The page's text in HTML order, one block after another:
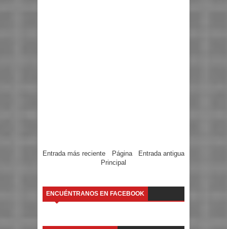
Entrada más reciente Entrada antigua
Página
Principal
ENCUÉNTRANOS EN FACEBOOK